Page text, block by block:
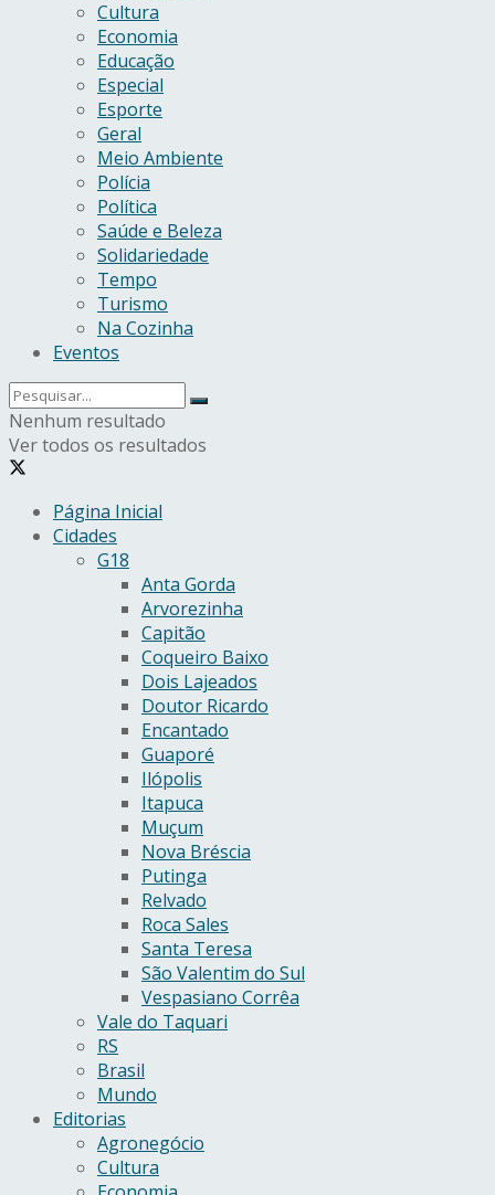
Cultura
Economia
Educação
Especial
Esporte
Geral
Meio Ambiente
Polícia
Política
Saúde e Beleza
Solidariedade
Tempo
Turismo
Na Cozinha
Eventos
Nenhum resultado
Ver todos os resultados
Página Inicial
Cidades
G18
Anta Gorda
Arvorezinha
Capitão
Coqueiro Baixo
Dois Lajeados
Doutor Ricardo
Encantado
Guaporé
Ilópolis
Itapuca
Muçum
Nova Bréscia
Putinga
Relvado
Roca Sales
Santa Teresa
São Valentim do Sul
Vespasiano Corrêa
Vale do Taquari
RS
Brasil
Mundo
Editorias
Agronegócio
Cultura